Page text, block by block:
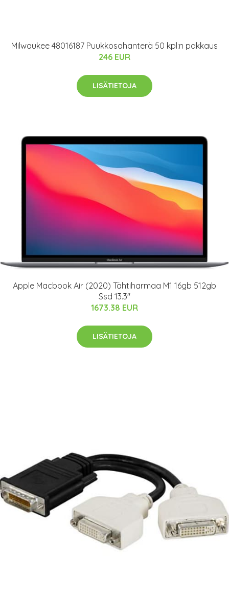
Milwaukee 48016187 Puukkosahanterä 50 kpl:n pakkaus
246 EUR
LISÄTIETOJA
Apple Macbook Air (2020) Tähtiharmaa M1 16gb 512gb
Ssd 13.3"
1673.38 EUR
LISÄTIETOJA